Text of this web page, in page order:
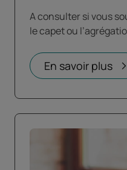
A consulter si vous
le capet ou
En savoir plus